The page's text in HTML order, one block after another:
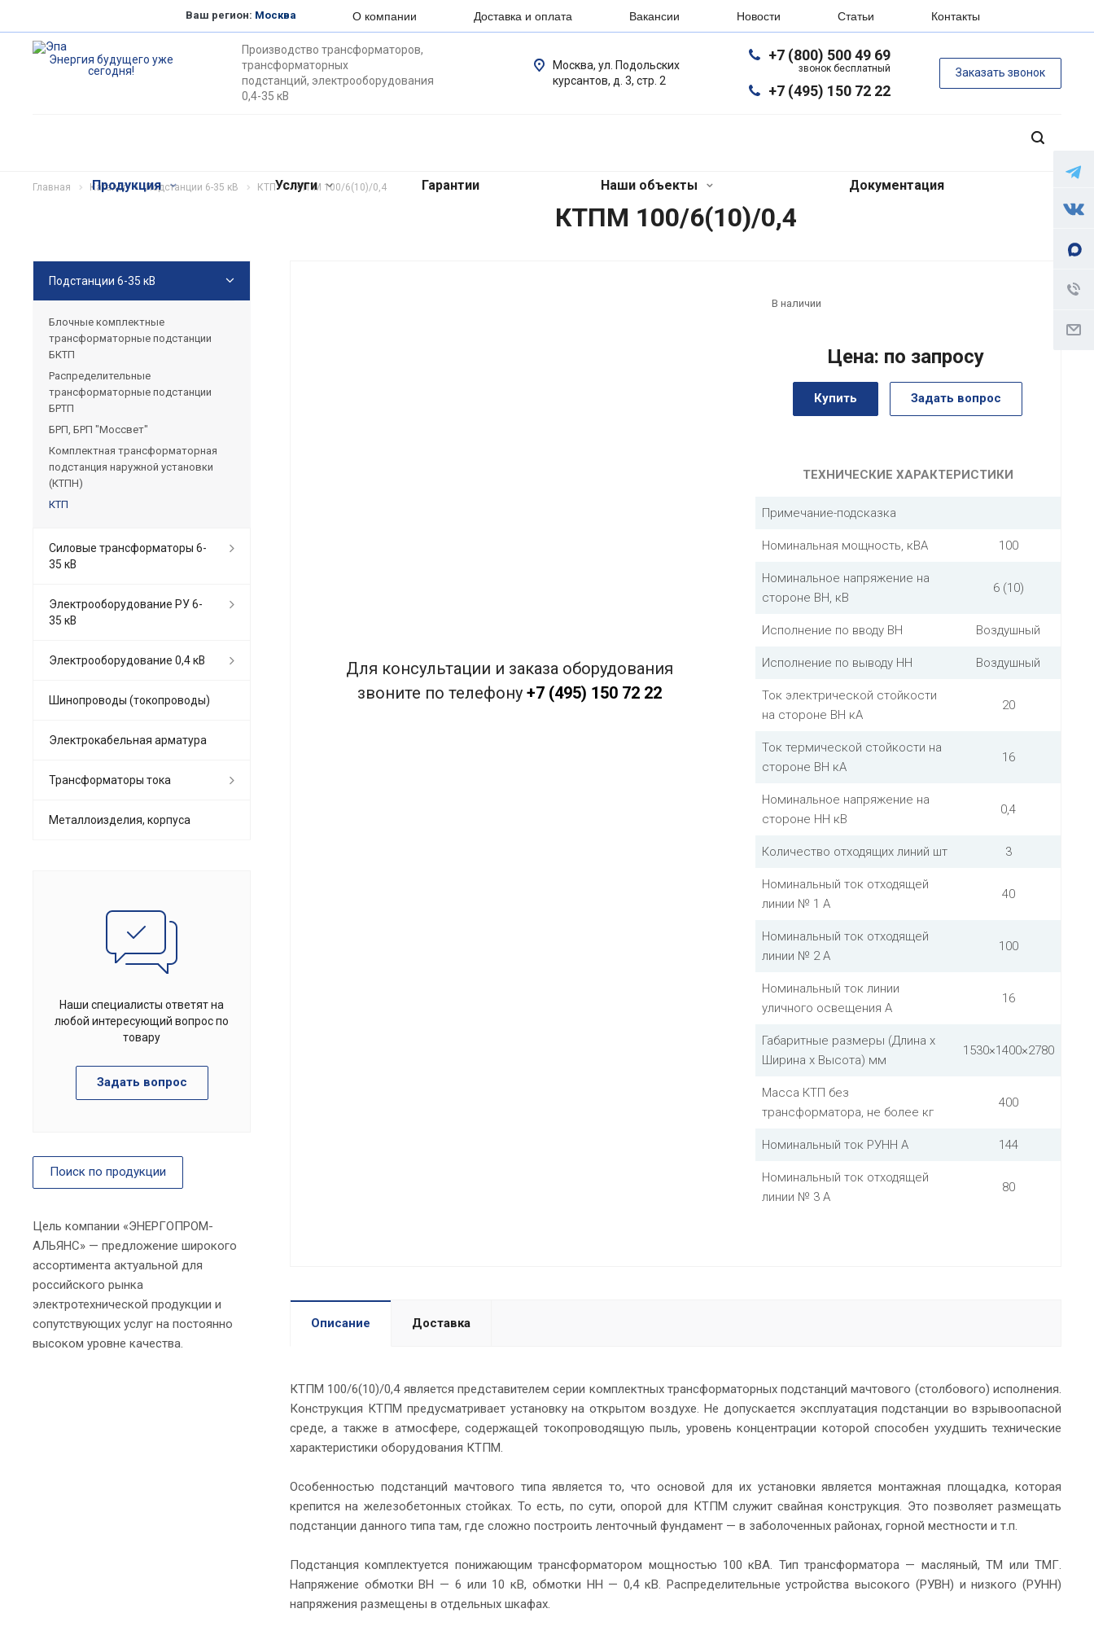
Ваш регион: Москва О компании Доставка и оплата Вакансии Новости Статьи Контакты
Энергия будущего уже
сегодня!
Производство трансформаторов,
трансформаторных
подстанций, электрооборудования
0,4-35 кВ
+7 (800) 500 49 69
звонок бесплатный
+7 (495) 150 72 22
Заказать звонок
Москва, ул. Подольских
курсантов, д. 3, стр. 2
Продукция Услуги Гарантии Наши объекты Документация
Главная Каталог Подстанции 6-35 кВ КТП КТПМ 100/6(10)/0,4
КТПМ 100/6(10)/0,4
Для консультации и заказа оборудования
звоните по телефону+7 (495) 150 72 22
В наличии
Цена: по запросу
Купить Задать вопрос
ТЕХНИЧЕСКИЕ ХАРАКТЕРИСТИКИ
Примечание-подсказка
Номинальная мощность, кВА 100
Номинальное напряжение на
стороне ВН, кВ
6 (10)
Исполнение по вводу ВН Воздушный
Исполнение по выводу НН Воздушный
Ток электрической стойкости
на стороне ВН кА
20
Ток термической стойкости на
стороне ВН кА
16
Номинальное напряжение на
стороне НН кВ
0,4
Количество отходящих линий шт 3
Номинальный ток отходящей
линии № 1 А
40
Номинальный ток отходящей
линии № 2 А
100
Номинальный ток линии
уличного освещения А
16
Габаритные размеры (Длина х
Ширина х Высота) мм
1530×1400×2780
Масса КТП без
трансформатора, не более кг
400
Номинальный ток РУНН А 144
Номинальный ток отходящей
линии № 3 А
80
Описание Доставка
КТПМ 100/6(10)/0,4 является представителем серии комплектных трансформаторных подстанций мачтового (столбового) исполнения.
Конструкция КТПМ предусматривает установку на открытом воздухе. Не допускается эксплуатация подстанции во взрывоопасной
среде, а также в атмосфере, содержащей токопроводящую пыль, уровень концентрации которой способен ухудшить технические
характеристики оборудования КТПМ.
Особенностью подстанций мачтового типа является то, что основой для их установки является монтажная площадка, которая
крепится на железобетонных стойках. То есть, по сути, опорой для КТПМ служит свайная конструкция. Это позволяет размещать
подстанции данного типа там, где сложно построить ленточный фундамент — в заболоченных районах, горной местности и т.п.
Подстанция комплектуется понижающим трансформатором мощностью 100 кВА. Тип трансформатора — масляный, ТМ или ТМГ.
Напряжение обмотки ВН — 6 или 10 кВ, обмотки НН — 0,4 кВ. Распределительные устройства высокого (РУВН) и низкого (РУНН)
напряжения размещены в отдельных шкафах.
Подстанции 6-35 кВ
Блочные комплектные
трансформаторные подстанции
БКТП
Распределительные
трансформаторные подстанции
БРТП
БРП, БРП "Моссвет"
Комплектная трансформаторная
подстанция наружной установки
(КТПН)
КТП
Силовые трансформаторы 6-
35 кВ
Электрооборудование РУ 6-
35 кВ
Электрооборудование 0,4 кВ
Шинопроводы (токопроводы)
Электрокабельная арматура
Трансформаторы тока
Металлоизделия, корпуса
Наши специалисты ответят на
любой интересующий вопрос по
товару
Задать вопрос
Поиск по продукции
Цель компании «ЭНЕРГОПРОМ-
АЛЬЯНС» — предложение широкого
ассортимента актуальной для
российского рынка
электротехнической продукции и
сопутствующих услуг на постоянно
высоком уровне качества.